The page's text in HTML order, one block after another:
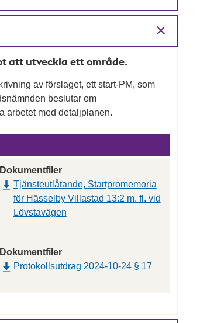
att utveckla ett område.
av förslaget, ett start-PM, som
beslutar om
arbetet med detaljplanen.
Dokumentfiler
Tjänsteutlåtande, Startpromemoria
för Hässelby Villastad 13:2 m. fl. vid
Lövstavägen
Dokumentfiler
Protokollsutdrag 2024-10-24 § 17